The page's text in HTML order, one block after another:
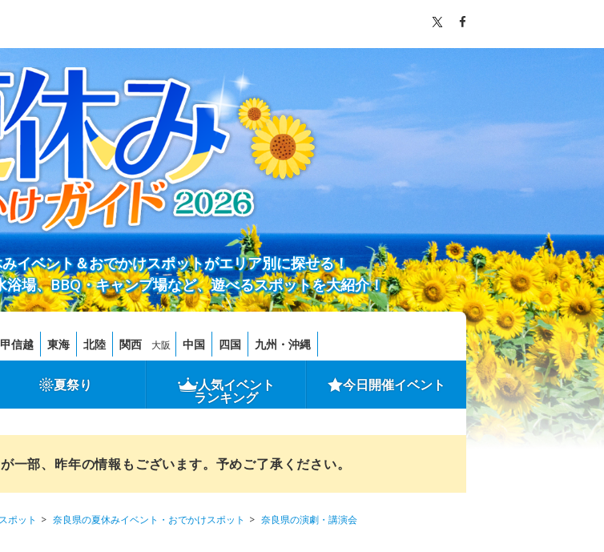
イベント＆おでかけスポットがエリア別に探せる！
場、BBQ・キャンプ場など、遊べるスポットを大紹介！
甲信越 東海 北陸 関西 大阪 中国 四国 九州・沖縄
夏祭り 人気イベント
ランキング
今日開催イベント
一部、昨年の情報もございます。予めご了承ください。
ポット 奈良県の夏休みイベント・おでかけスポット
奈良県の演劇・講演会